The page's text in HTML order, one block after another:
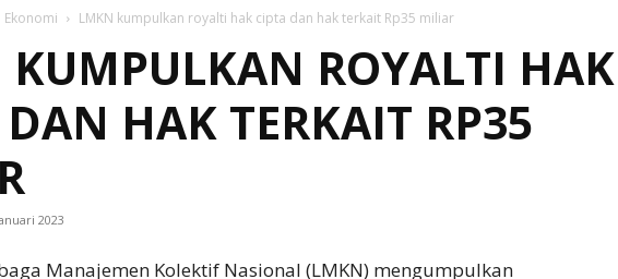
Ekonomi LMKN kumpulkan royalti hak cipta dan hak terkait Rp35 miliar
ROYALTI HAK
HAK TERKAIT RP35
2023
Manajemen Kolektif Nasional (LMKN) mengumpulkan